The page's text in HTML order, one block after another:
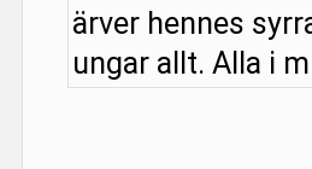
ärver hennes
ungar allt. Alla i